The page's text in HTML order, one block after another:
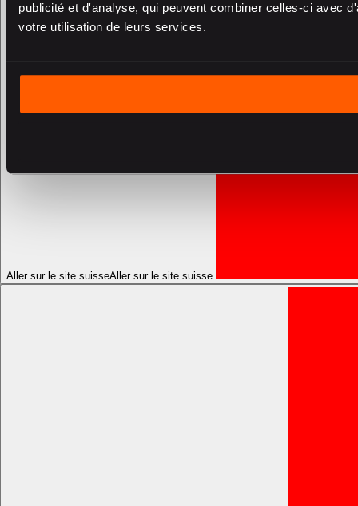
publicité et d'analyse, qui peuvent combiner celles-ci avec
votre utilisation de leurs services.
Aller sur le site suisseAller sur le site suisse